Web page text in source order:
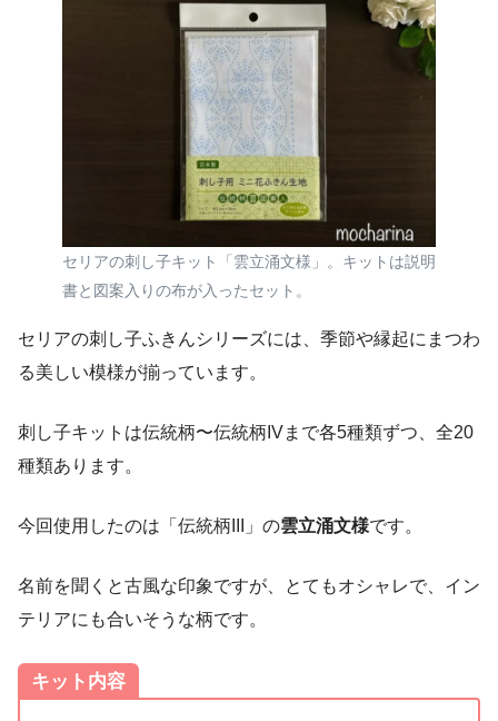
セリアの刺し子キット「雲立涌文様」。キットは説明
書と図案入りの布が入ったセット。
セリアの刺し子ふきんシリーズには、季節や縁起にまつわ
る美しい模様が揃っています。
刺し子キットは伝統柄〜伝統柄IVまで各5種類ずつ、全20
種類あります。
今回使用したのは「伝統柄III」の雲立涌文様です。
名前を聞くと古風な印象ですが、とてもオシャレで、イン
テリアにも合いそうな柄です。
キット内容